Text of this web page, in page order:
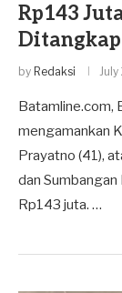
Rp143
by Redaksi
Batamline.com,
mengamankan
Prayatno (41),
dan Sumbangan
Rp143 juta. …